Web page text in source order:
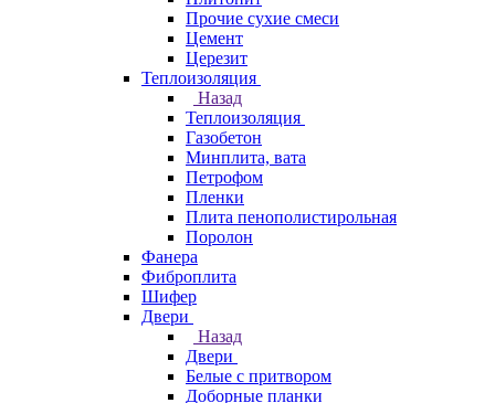
Прочие сухие смеси
Цемент
Церезит
Теплоизоляция
Назад
Теплоизоляция
Газобетон
Минплита, вата
Петрофом
Пленки
Плита пенополистирольная
Поролон
Фанера
Фиброплита
Шифер
Двери
Назад
Двери
Белые с притвором
Доборные планки